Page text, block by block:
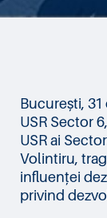
București,
USR Sector
USR ai
Volintiru,
influenței
privind